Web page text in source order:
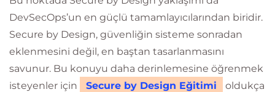
DevSecOps’un en güçlü tamamlayıcılarından biridir.
Secure by Design, güvenliğin sisteme sonradan
eklenmesini değil, en baştan tasarlanmasını
savunur. Bu konuyu daha derinlemesine öğrenmek
isteyenler için
Secure by Design Eğitimi
oldukça